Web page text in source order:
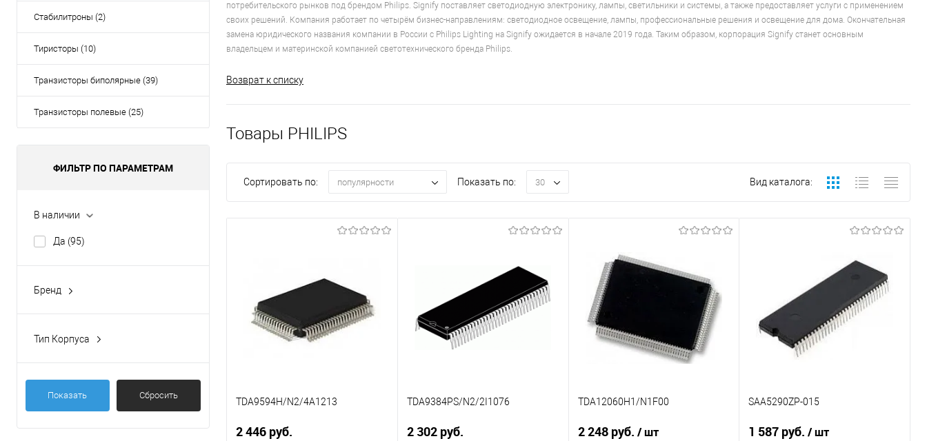
Стабилитроны (2)
Тиристоры (10)
Транзисторы биполярные (39)
Транзисторы полевые (25)
ФИЛЬТР ПО ПАРАМЕТРАМ
В наличии
Да (95)
Бренд
Тип Корпуса
DBS37P
Показать Сбросить
потребительского рынков под брендом Philips. Signify поставляет светодиодную электронику, лампы, светильники и системы, а также предоставляет услуги с применением
своих решений. Компания работает по четырём бизнес-направлениям: светодиодное освещение, лампы, профессиональные решения и освещение для дома. Окончательная
замена юридического названия компании в России с Philips Lighting на Signify ожидается в начале 2019 года. Таким образом, корпорация Signify станет основным
владельцем и материнской компанией светотехнического бренда Philips.
Возврат к списку
Товары PHILIPS
Сортировать по: популярности Показать по: 30 Вид каталога:
TDA9594H/N2/4A1213
2 446 руб.
TDA9384PS/N2/2I1076
2 302 руб.
TDA12060H1/N1F00
2 248 руб. / шт
SAA5290ZP-015
1 587 руб./ шт